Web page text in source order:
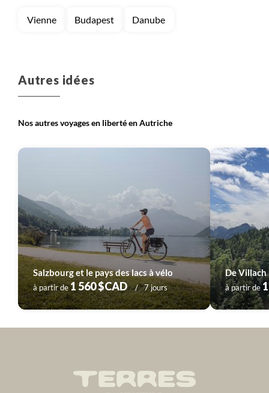
Vienne Budapest Danube
Autres idées
Nos autres voyages en liberté en Autriche
Salzbourg et le pays des lacs à vélo
à partir de1 560 $CAD 7 jours à partir de